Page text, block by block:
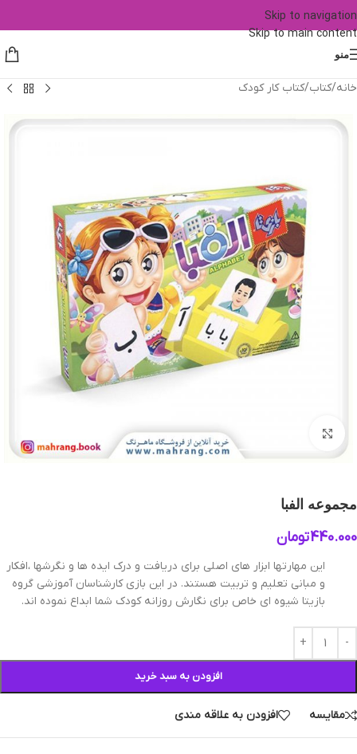
Skip to navigation
Skip to main content
منو
خانه/کتاب/کتاب کار کودک
مجموعه الفبا
440.000تومان
این مهارتها ابزار های اصلی برای دریافت و درک ایده ها و نگرشها ،افکار
و مبانی تعلیم و تربیت هستند. در این بازی کارشناسان آموزشی گروه
بازیتا شیوه ای خاص برای نگارش روزانه کودک شما ابداع نموده اند.
افزودن به سبد خرید
مقایسه افزودن به علاقه مندی